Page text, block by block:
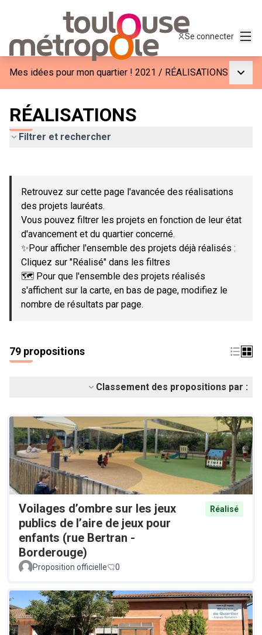
Se connecter
Mes idées pour mon quartier ! 2021 / RÉALISATIONS
RÉALISATIONS
Filtrer et rechercher
−
Retrouvez sur cette page l'avancée des réalisations
des projets lauréats.
Vous pouvez filtrer les projets en fonction de leur état
d'avancement et du quartier concerné.
✨Pour afficher l'ensemble des projets déjà réalisés :
Cliquez sur "Réalisé" dans les filtres
🗺️ Pour que l'ensemble des projets réalisés
s'affichent sur la carte, en bas de page, modifiez le
nombre de résultats par page.
79 propositions
Classement des propositions par :
Voilages d’ombre sur les jeux
publics de l’aire de jeux pour
enfants (rue Bertran -
Borderouge)
Réalisé
Proposition officielle 0